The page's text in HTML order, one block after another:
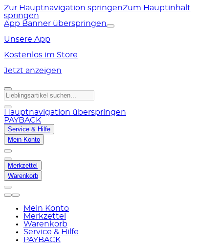
Zur Hauptnavigation springenZum Hauptinhalt
springen
App Banner überspringen
Unsere App
Kostenlos im Store
Jetzt anzeigen
Hauptnavigation überspringen
PAYBACK
Service & Hilfe
Mein Konto
Merkzettel
Warenkorb
Mein Konto
Merkzettel
Warenkorb
Service & Hilfe
PAYBACK